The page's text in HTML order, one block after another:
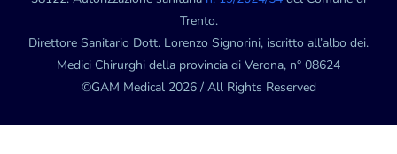
Trento.
Direttore Sanitario Dott. Lorenzo Signorini, iscritto all’albo dei.
Medici Chirurghi della provincia di Verona, n° 08624
©GAM Medical 2026 / All Rights Reserved